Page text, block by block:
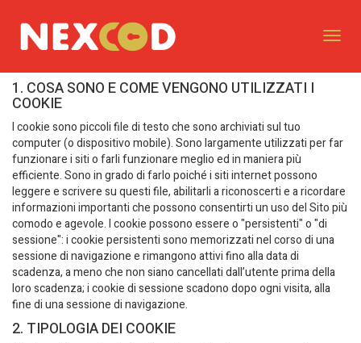
1. COSA SONO E COME VENGONO UTILIZZATI I
COOKIE
I cookie sono piccoli file di testo che sono archiviati sul tuo
computer (o dispositivo mobile). Sono largamente utilizzati per far
funzionare i siti o farli funzionare meglio ed in maniera più
efficiente. Sono in grado di farlo poiché i siti internet possono
leggere e scrivere su questi file, abilitarli a riconoscerti e a ricordare
informazioni importanti che possono consentirti un uso del Sito più
comodo e agevole. I cookie possono essere o "persistenti" o "di
sessione": i cookie persistenti sono memorizzati nel corso di una
sessione di navigazione e rimangono attivi fino alla data di
scadenza, a meno che non siano cancellati dall’utente prima della
loro scadenza; i cookie di sessione scadono dopo ogni visita, alla
fine di una sessione di navigazione.
2. TIPOLOGIA DEI COOKIE